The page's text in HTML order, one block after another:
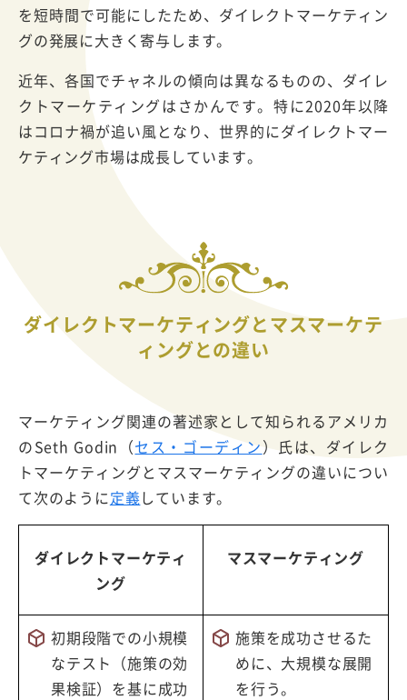
を短時間で可能にしたため、ダイレクトマーケティン
グの発展に大きく寄与します。
近年、各国でチャネルの傾向は異なるものの、ダイレ
クトマーケティングはさかんです。特に2020年以降
はコロナ禍が追い風となり、世界的にダイレクトマー
ケティング市場は成長しています。
ダイレクトマーケティングとマスマーケテ
ィングとの違い
マーケティング関連の著述家として知られるアメリカ
のSeth Godin（セス・ゴーディン）氏は、ダイレク
トマーケティングとマスマーケティングの違いについ
て次のように定義しています。
ダイレクトマーケティ
ング
マスマーケティング
初期段階での小規模
なテスト（施策の効
果検証）を基に成功
施策を成功させるた
めに、大規模な展開
を行う。